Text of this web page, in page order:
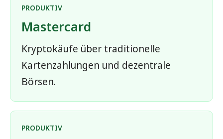
PRODUKTIV
Mastercard
Kryptokäufe über traditionelle
Kartenzahlungen und dezentrale
Börsen.
PRODUKTIV